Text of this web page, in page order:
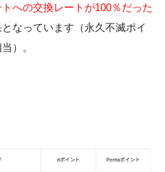
への交換レートが100％だった
なっています（永久不滅ポイ
）。